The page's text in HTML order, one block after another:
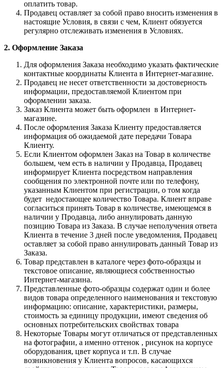
оплатить товар.
Продавец оставляет за собой право вносить изменения в
настоящие Условия, в связи с чем, Клиент обязуется
регулярно отслеживать изменения в Условиях.
2. Оформление Заказа
Для оформления Заказа необходимо указать фактические
контактные координаты Клиента в Интернет-магазине.
Продавец не несет ответственности за достоверность
информации, предоставляемой Клиентом при
оформлении заказа.
Заказ Клиента может быть оформлен в Интернет-
магазине.
После оформления Заказа Клиенту предоставляется
информация об ожидаемой дате передачи Товара
Клиенту.
Если Клиентом оформлен Заказ на Товар в количестве
большем, чем есть в наличии у Продавца, Продавец
информирует Клиента посредством направления
сообщения по электронной почте или по телефону,
указанным Клиентом при регистрации, о том когда
будет недостающее количество Товара. Клиент вправе
согласиться принять Товар в количестве, имеющемся в
наличии у Продавца, либо аннулировать данную
позицию Товара из Заказа. В случае неполучения ответа
Клиента в течение 3 дней после уведомления, Продавец
оставляет за собой право аннулировать данный Товар из
Заказа.
Товар представлен в каталоге через фото-образцы и
текстовое описание, являющиеся собственностью
Интернет-магазина.
Представленные фото-образцы содержат один и более
видов товара определенного наименования и текстовую
информацию: описание, характеристики, размеры,
стоимость за единицу продукции, имеют сведения об
основных потребительских свойствах товара
Некоторые Товары могут отличаться от представленных
на фотографии, а именно оттенок , рисунок на корпусе
оборудования, цвет корпуса и т.п. В случае
возникновения у Клиента вопросов, касающихся